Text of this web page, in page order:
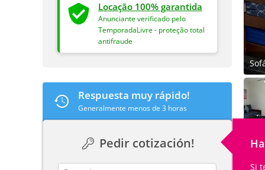
Locação 100% garantida
Anunciante verificado pelo
TemporadaLivre - proteção total
antifraude
Respuesta muy rápido!
Generalmente menos de 3 horas
Pedir cotización!
Si